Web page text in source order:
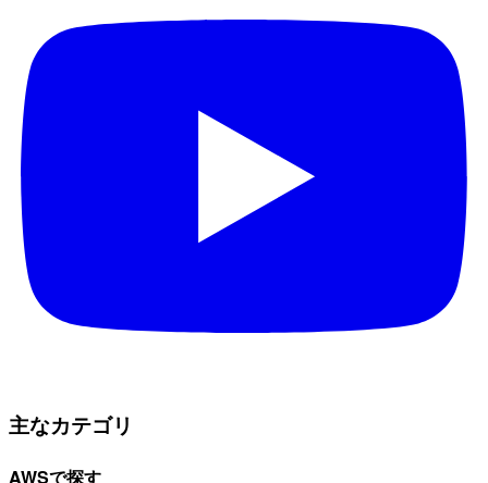
主なカテゴリ
AWSで探す